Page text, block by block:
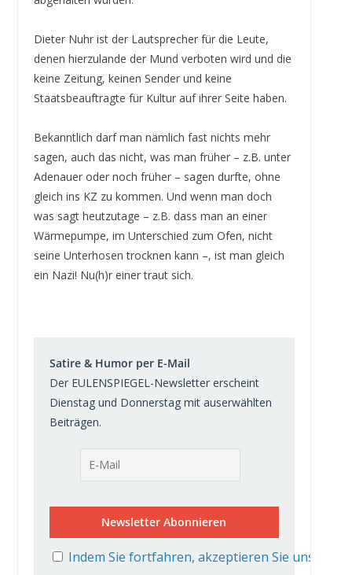
Dieter Nuhr ist der Lautsprecher für die Leute,
denen hierzulande der Mund verboten wird und die
keine Zeitung, keinen Sender und keine
Staatsbeauftragte für Kultur auf ihrer Seite haben.
Bekanntlich darf man nämlich fast nichts mehr
sagen, auch das nicht, was man früher – z.B. unter
Adenauer oder noch früher – sagen durfte, ohne
gleich ins KZ zu kommen. Und wenn man doch
was sagt heutzutage – z.B. dass man an einer
Wärmepumpe, im Unterschied zum Ofen, nicht
seine Unterhosen trocknen kann –, ist man gleich
ein Nazi! Nu(h)r einer traut sich.
Satire & Humor per E-Mail
Der EULENSPIEGEL-Newsletter erscheint
Dienstag und Donnerstag mit auserwählten
Beiträgen.
Indem Sie fortfahren, akzeptieren Sie unsere